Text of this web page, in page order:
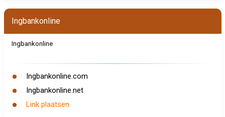
Ingbankonline
Ingbankonline
Ingbankonline.com
Ingbankonline.net
Link plaatsen